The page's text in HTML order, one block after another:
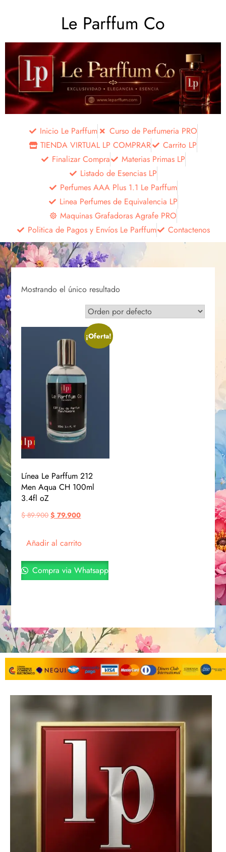
Le Parffum Co
Inicio Le Parffum
Curso de Perfumeria PRO
TIENDA VIRTUAL LP COMPRAR
Carrito LP
Finalizar Compra
Materias Primas LP
Listado de Esencias LP
Perfumes AAA Plus 1.1 Le Parffum
Linea Perfumes de Equivalencia LP
Maquinas Grafadoras Agrafe PRO
Politica de Pagos y Envíos Le Parffum
Contactenos
Mostrando el único resultado
¡Oferta!
Línea Le Parffum 212
Men Aqua CH 100ml
3.4fl oZ
$89.900 $ 79.900
Añadir al carrito
Compra via Whatsapp